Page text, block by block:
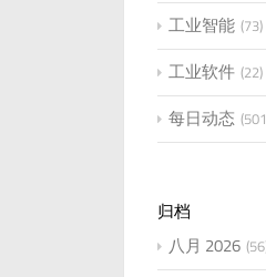
工业智能 73
工业软件 22
每日动态 501
归档
八月 2026 56